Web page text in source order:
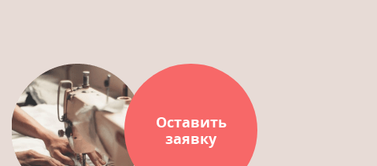
Оставить
заявку